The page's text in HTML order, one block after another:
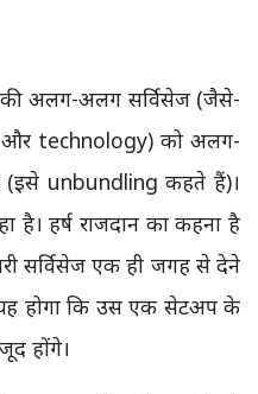
की अलग-अलग सर्विसेज (जैसे-
technology) को अलग-
(इसे unbundling कहते हैं)।
है। हर्ष राजदान का कहना है
सर्विसेज एक ही जगह से देने
होगा कि उस एक सेटअप के
होंगे।